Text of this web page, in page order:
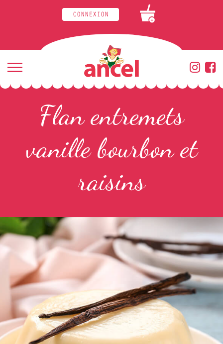
CONNEXION
+
Flan entremets
vanille bourbon et
raisins